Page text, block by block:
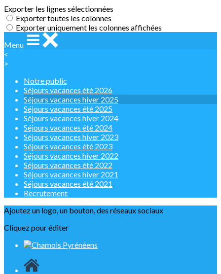
Exporter les lignes sélectionnées
Exporter toutes les colonnes
Exporter uniquement les colonnes affichées
Menu
<
>
Notre public
Séjours vacances été 2026
Séjours vacances hiver 2025
Séjours vacances été 2025
Séjours vacances hiver 2024
Séjours vacances été 2024
Séjours vacances hiver 2023
Séjours vacances été 2023
Séjours vacances hiver 2022
Séjours vacances été 2022
Séjours vacances hiver 2021
Séjours vacances été 2021
Recrutement
Ajoutez un logo, un bouton, des réseaux sociaux
Cliquez pour éditer